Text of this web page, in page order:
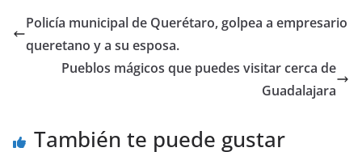
e
b
o
er l s
A
p
y
n
gr
m
e
Policía municipal de Querétaro, golpea a empresario
queretano y a su esposa.
Pueblos mágicos que puedes visitar cerca de
Guadalajara
También te puede gustar